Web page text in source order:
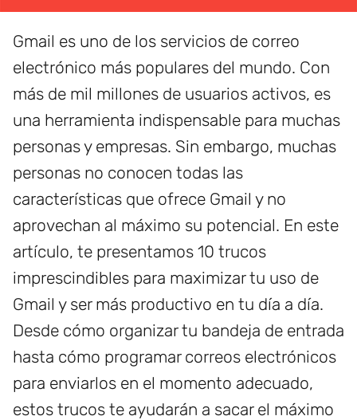
Gmail es uno de los servicios de correo
electrónico más populares del mundo. Con
más de mil millones de usuarios activos, es
una herramienta indispensable para muchas
personas y empresas. Sin embargo, muchas
personas no conocen todas las
características que ofrece Gmail y no
aprovechan al máximo su potencial. En este
artículo, te presentamos 10 trucos
imprescindibles para maximizar tu uso de
Gmail y ser más productivo en tu día a día.
Desde cómo organizar tu bandeja de entrada
hasta cómo programar correos electrónicos
para enviarlos en el momento adecuado,
estos trucos te ayudarán a sacar el máximo